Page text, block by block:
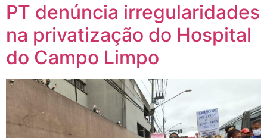
PT denúncia irregularidades
na privatização do Hospital
do Campo Limpo